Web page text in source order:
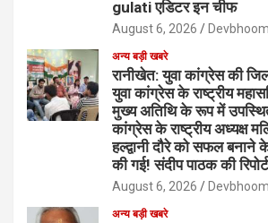
gulati एडिटर इन चीफ
August 6, 2026
अन्य बड़ी खबरे
रानीखेत: युवा कांग्रेस की
युवा कांग्रेस के राष्ट्रीय
मुख्य अतिथि के रूप में
कांग्रेस के राष्ट्रीय अध्यक्ष
हल्द्वानी दौरे को सफल बनाने
की गई! संदीप पाठक की रिपोर्ट
August 6, 2026
अन्य बड़ी खबरे